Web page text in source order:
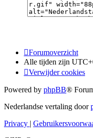
Forumoverzicht
Alle tijden zijn
Verwijder cookies
Powered by phpBB®
Nederlandse vertaling door
Privacy |